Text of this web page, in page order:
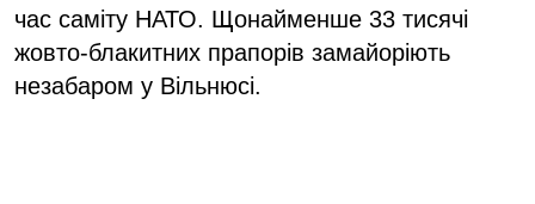
час саміту НАТО. Щонайменше 33 тисячі
жовто-блакитних прапорів замайоріють
незабаром у Вільнюсі.